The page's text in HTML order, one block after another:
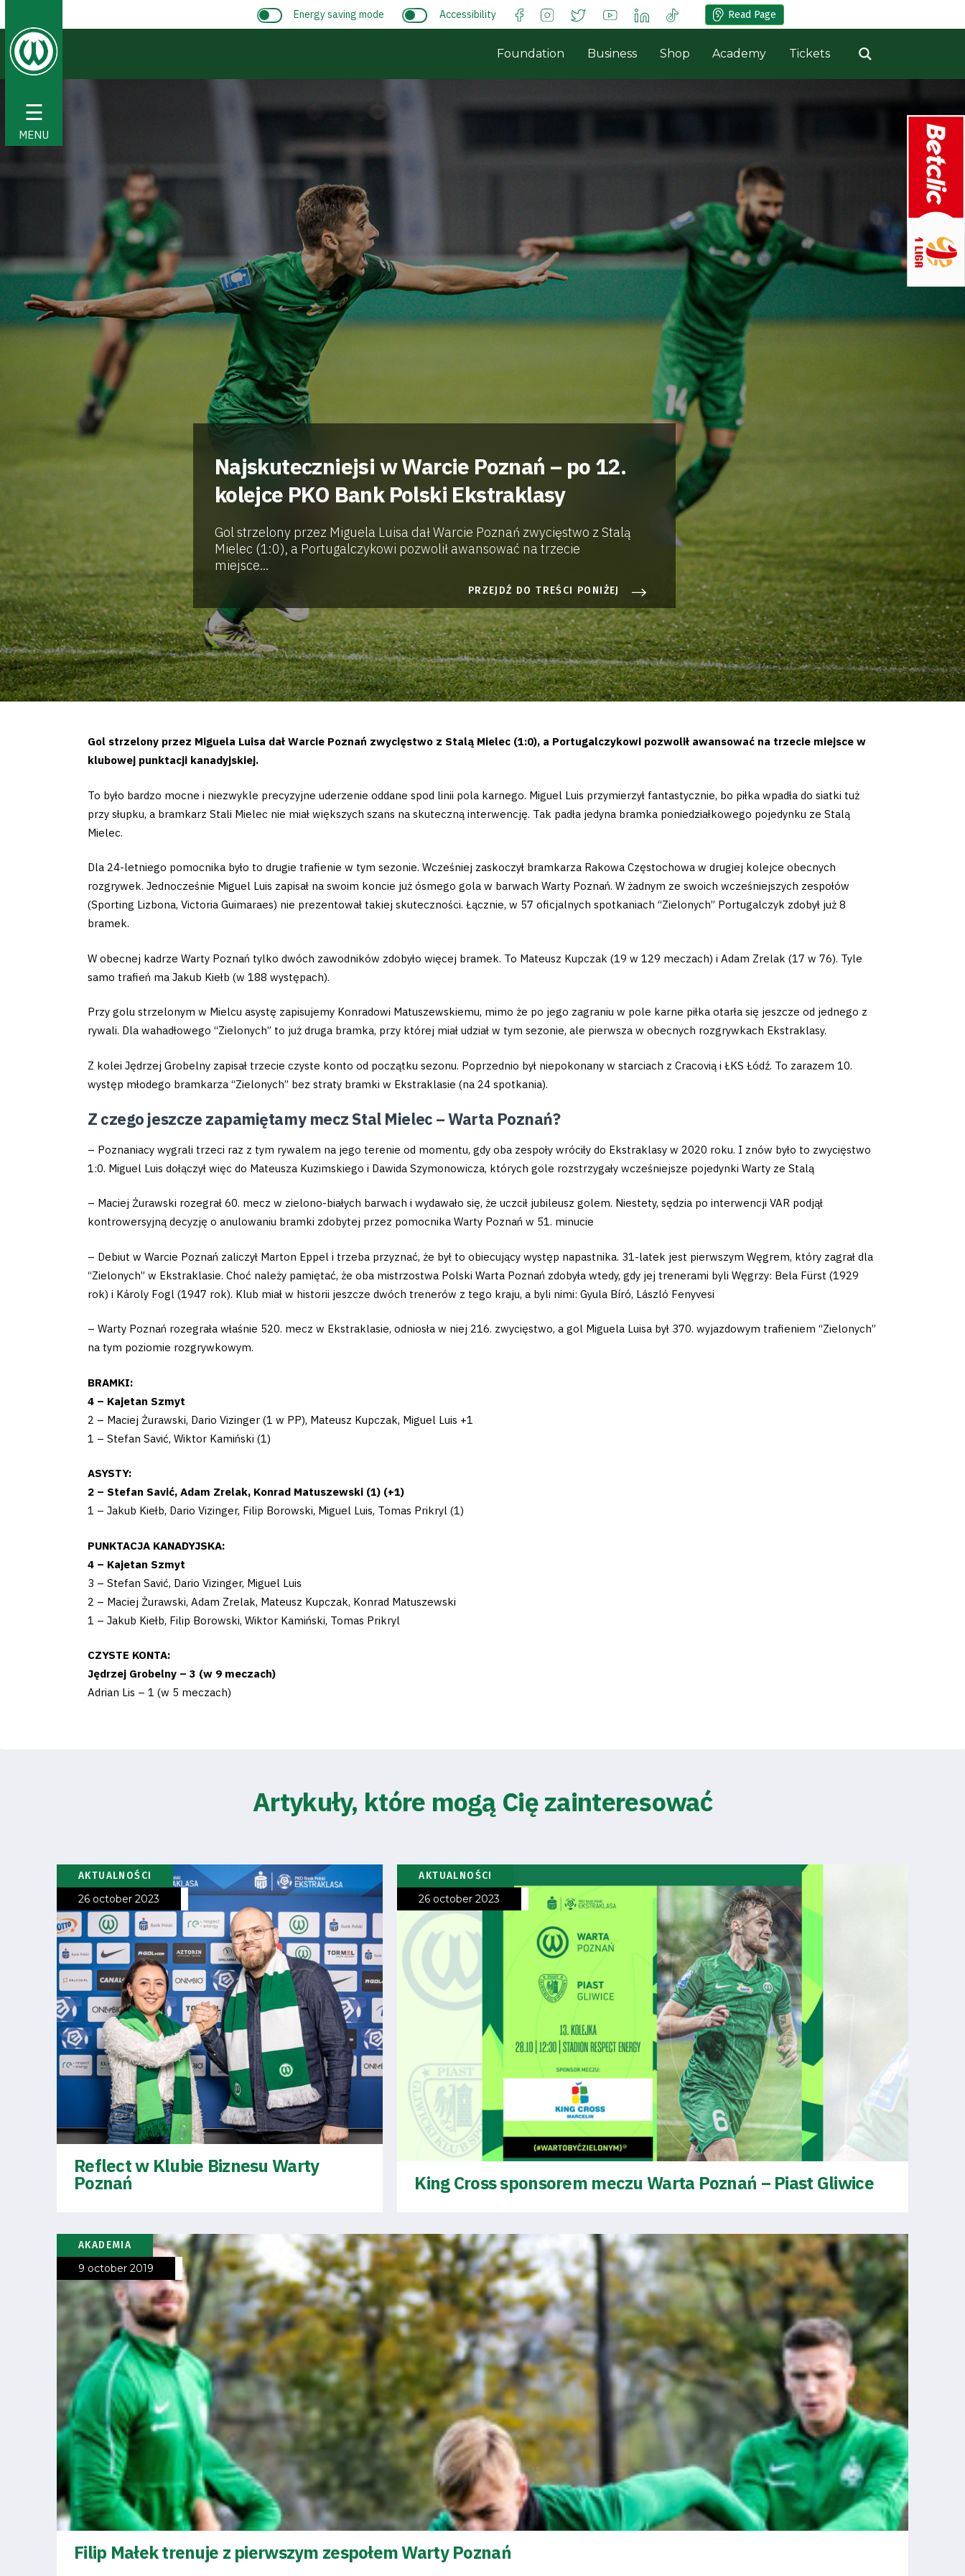
☰
MENU
schedule
Tickets
Contact
Foundation
Business
Development
Plan
2024-
Strategy
Warta’s
#WORTHdownload
Energy saving mode Accessibility Read Page
Foundation Business Shop Academy Tickets
Najskuteczniejsi w Warcie Poznań – po 12.
kolejce PKO Bank Polski Ekstraklasy
Gol strzelony przez Miguela Luisa dał Warcie Poznań zwycięstwo z Stalą
Mielec (1:0), a Portugalczykowi pozwolił awansować na trzecie
miejsce...
PRZEJDŹ DO TREŚCI PONIŻEJ
Gol strzelony przez Miguela Luisa dał Warcie Poznań zwycięstwo z Stalą Mielec (1:0), a Portugalczykowi pozwolił awansować na trzecie miejsce w
klubowej punktacji kanadyjskiej.
To było bardzo mocne i niezwykle precyzyjne uderzenie oddane spod linii pola karnego. Miguel Luis przymierzył fantastycznie, bo piłka wpadła do siatki tuż
przy słupku, a bramkarz Stali Mielec nie miał większych szans na skuteczną interwencję. Tak padła jedyna bramka poniedziałkowego pojedynku ze Stalą
Mielec.
Dla 24-letniego pomocnika było to drugie trafienie w tym sezonie. Wcześniej zaskoczył bramkarza Rakowa Częstochowa w drugiej kolejce obecnych
rozgrywek. Jednocześnie Miguel Luis zapisał na swoim koncie już ósmego gola w barwach Warty Poznań. W żadnym ze swoich wcześniejszych zespołów
(Sporting Lizbona, Victoria Guimaraes) nie prezentował takiej skuteczności. Łącznie, w 57 oficjalnych spotkaniach “Zielonych” Portugalczyk zdobył już 8
bramek.
W obecnej kadrze Warty Poznań tylko dwóch zawodników zdobyło więcej bramek. To Mateusz Kupczak (19 w 129 meczach) i Adam Zrelak (17 w 76). Tyle
samo trafień ma Jakub Kiełb (w 188 występach).
Przy golu strzelonym w Mielcu asystę zapisujemy Konradowi Matuszewskiemu, mimo że po jego zagraniu w pole karne piłka otarła się jeszcze od jednego z
rywali. Dla wahadłowego “Zielonych” to już druga bramka, przy której miał udział w tym sezonie, ale pierwsza w obecnych rozgrywkach Ekstraklasy.
Z kolei Jędrzej Grobelny zapisał trzecie czyste konto od początku sezonu. Poprzednio był niepokonany w starciach z Cracovią i ŁKS Łódź. To zarazem 10.
występ młodego bramkarza “Zielonych” bez straty bramki w Ekstraklasie (na 24 spotkania).
Z czego jeszcze zapamiętamy mecz Stal Mielec – Warta Poznań?
– Poznaniacy wygrali trzeci raz z tym rywalem na jego terenie od momentu, gdy oba zespoły wróciły do Ekstraklasy w 2020 roku. I znów było to zwycięstwo
1:0. Miguel Luis dołączył więc do Mateusza Kuzimskiego i Dawida Szymonowicza, których gole rozstrzygały wcześniejsze pojedynki Warty ze Stalą
– Maciej Żurawski rozegrał 60. mecz w zielono-białych barwach i wydawało się, że uczcił jubileusz golem. Niestety, sędzia po interwencji VAR podjął
kontrowersyjną decyzję o anulowaniu bramki zdobytej przez pomocnika Warty Poznań w 51. minucie
– Debiut w Warcie Poznań zaliczył Marton Eppel i trzeba przyznać, że był to obiecujący występ napastnika. 31-latek jest pierwszym Węgrem, który zagrał dla
“Zielonych” w Ekstraklasie. Choć należy pamiętać, że oba mistrzostwa Polski Warta Poznań zdobyła wtedy, gdy jej trenerami byli Węgrzy: Bela Fürst (1929
rok) i Károly Fogl (1947 rok). Klub miał w historii jeszcze dwóch trenerów z tego kraju, a byli nimi: Gyula Bíró, László Fenyvesi
– Warty Poznań rozegrała właśnie 520. mecz w Ekstraklasie, odniosła w niej 216. zwycięstwo, a gol Miguela Luisa był 370. wyjazdowym trafieniem “Zielonych”
na tym poziomie rozgrywkowym.
BRAMKI:
4 – Kajetan Szmyt
2 – Maciej Żurawski, Dario Vizinger (1 w PP), Mateusz Kupczak, Miguel Luis +1
1 – Stefan Savić, Wiktor Kamiński (1)
ASYSTY:
2 – Stefan Savić, Adam Zrelak, Konrad Matuszewski (1) (+1)
1 – Jakub Kiełb, Dario Vizinger, Filip Borowski, Miguel Luis, Tomas Prikryl (1)
PUNKTACJA KANADYJSKA:
4 – Kajetan Szmyt
3 – Stefan Savić, Dario Vizinger, Miguel Luis
2 – Maciej Żurawski, Adam Zrelak, Mateusz Kupczak, Konrad Matuszewski
1 – Jakub Kiełb, Filip Borowski, Wiktor Kamiński, Tomas Prikryl
CZYSTE KONTA:
Jędrzej Grobelny – 3 (w 9 meczach)
Adrian Lis – 1 (w 5 meczach)
Artykuły, które mogą Cię zainteresować
AKTUALNOŚCI
26 october 2023
Reflect w Klubie Biznesu Warty
Poznań
AKTUALNOŚCI
26 october 2023
King Cross sponsorem meczu Warta Poznań – Piast Gliwice
AKADEMIA
9 october 2019
Filip Małek trenuje z pierwszym zespołem Warty Poznań